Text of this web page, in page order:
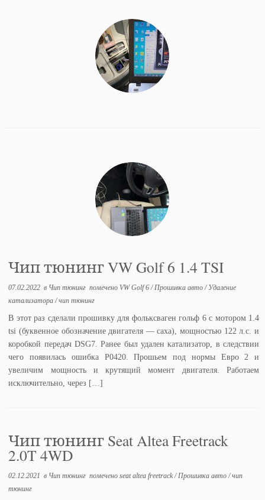
Чип тюнинг VW Golf 6 1.4 TSI
07.02.2022 в Чип тюнинг помечено VW Golf 6/ Прошивка авто/ Удаление
катализатора/чип тюнинг
В этот раз сделали прошивку для фольксваген гольф 6 с мотором 1.4
tsi (буквенное обозначение двигателя — caxa), мощностью 122 л.с. и
коробкой передач DSG7. Ранее был удален катализатор, в следствии
чего появилась ошибка P0420. Прошьем под нормы Евро 2 и
увеличим мощность и крутящий момент двигателя. Работаем
исключительно, через […]
Чип тюнинг Seat Altea Freetrack
2.0T 4WD
02.12.2021 в Чип тюнинг помеченоseat altea freetrack/ Прошивка авто/чип
тюнинг